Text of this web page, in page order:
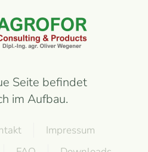
Seite befindet
im Aufbau.
Impressum